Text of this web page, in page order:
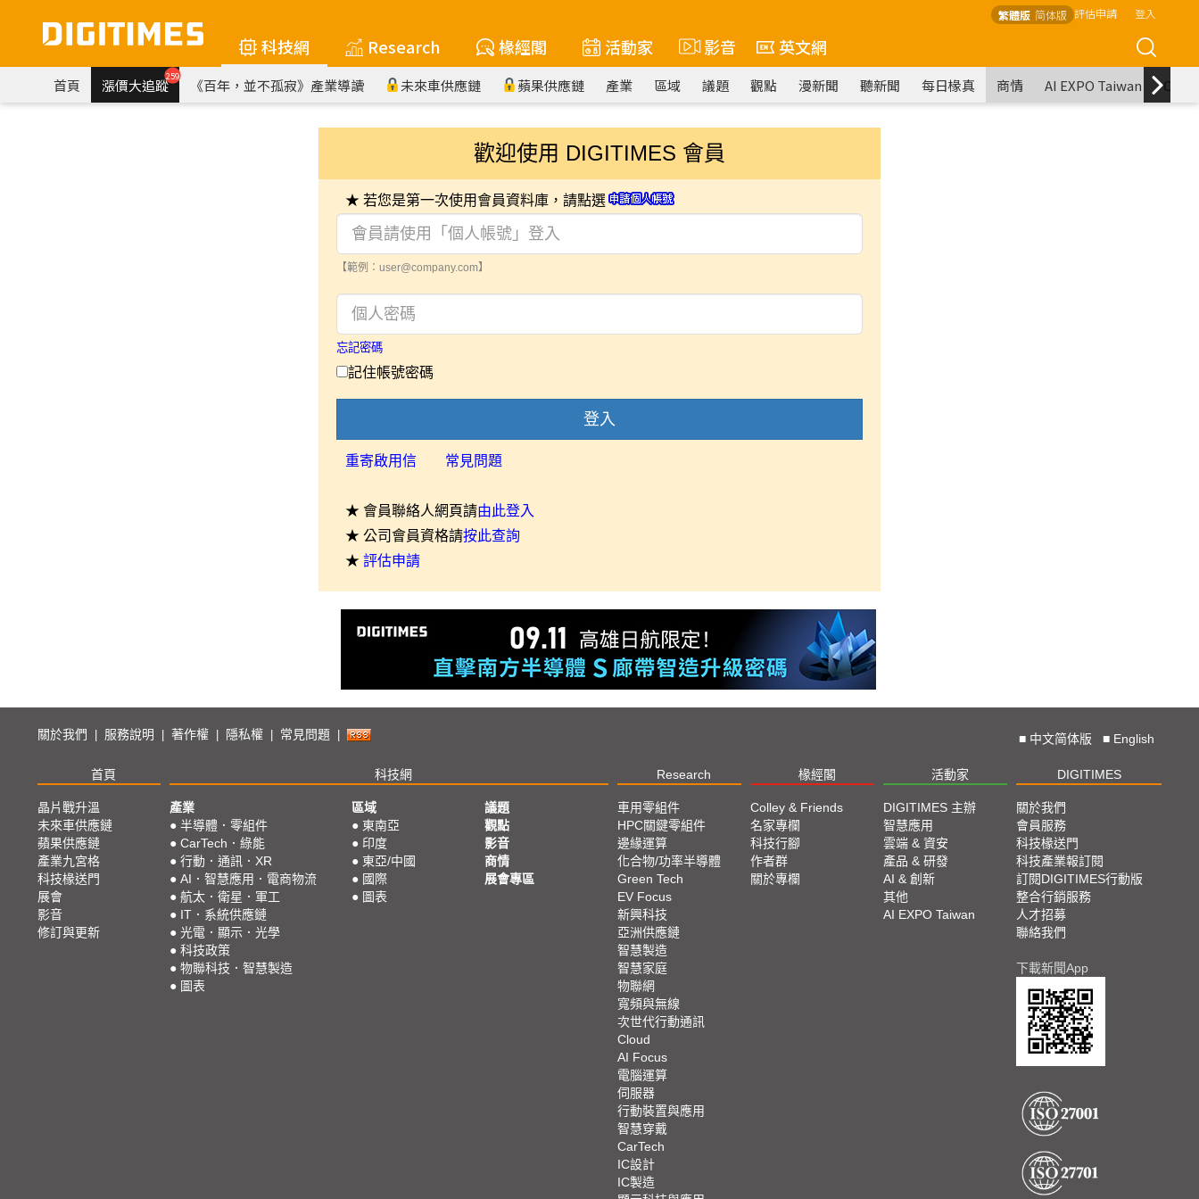
繁體版 简体版 評估申請 登入
科技網 Research 椽經閣 活動家 影音 英文網
首頁 漲價大追蹤259 《百年，並不孤寂》產業導讀 未來車供應鏈 蘋果供應鏈 產業 區域 議題 觀點 漫新聞 聽新聞 每日椽真 商情 AI EXPO Taiwan
歡迎使用 DIGITIMES 會員
★ 若您是第一次使用會員資料庫，請點選
【範例：user@company.com】
忘記密碼
記住帳號密碼
登入
重寄啟用信 常見問題
★ 會員聯絡人網頁請由此登入
★ 公司會員資格請按此查詢
★ 評估申請
關於我們 服務說明 著作權 隱私權 常見問題 ■ 中文简体版 ■ English
首頁 科技網 Research 椽經閣 活動家 DIGITIMES
晶片戰升溫
未來車供應鏈
蘋果供應鏈
產業九宮格
科技椽送門
展會
影音
修訂與更新
產業
● 半導體．零組件
● CarTech．綠能
● 行動．通訊．XR
● AI．智慧應用．電商物流
● 航太．衛星．軍工
● IT．系統供應鏈
● 光電．顯示．光學
● 科技政策
● 物聯科技．智慧製造
● 圖表
區域
● 東南亞
● 印度
● 東亞/中國
● 國際
● 圖表
議題
觀點
影音
商情
展會專區
車用零組件
HPC關鍵零組件
邊緣運算
化合物/功率半導體
Green Tech
EV Focus
新興科技
亞洲供應鏈
智慧製造
智慧家庭
物聯網
寬頻與無線
次世代行動通訊
Cloud
AI Focus
電腦運算
伺服器
行動裝置與應用
智慧穿戴
CarTech
IC設計
IC製造
Colley & Friends
名家專欄
科技行腳
作者群
關於專欄
DIGITIMES 主辦
智慧應用
雲端 & 資安
產品 & 研發
AI & 創新
其他
AI EXPO Taiwan
關於我們
會員服務
科技椽送門
科技產業報訂閱
訂閱DIGITIMES行動版
整合行銷服務
人才招募
聯絡我們
下載新聞App